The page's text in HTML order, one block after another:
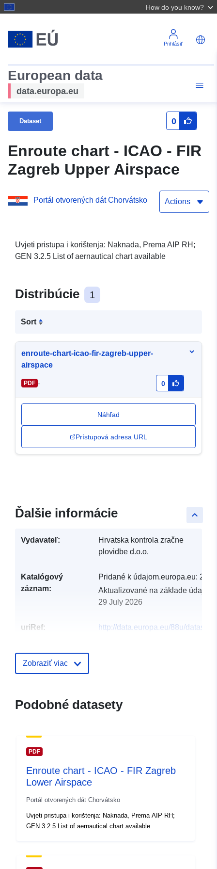
How do you know?
Prihlásiť
European data
data.europa.eu
Dataset 0
Enroute chart - ICAO - FIR
Zagreb Upper Airspace
Portál otvorených dát Chorvátsko Actions
Uvjeti pristupa i korištenja: Naknada, Prema AIP RH;
GEN 3.2.5 List of aernautical chart available
Distribúcie 1
Sort
enroute-chart-icao-fir-zagreb-upper-
airspace
PDF - 0
Náhľad
Prístupová adresa URL
keyboard_arrow_up
Ďalšie informácie
Vydavateľ:
Hrvatska kontrola zračne
plovidbe d.o.o.
Katalógový
záznam:
Pridané k údajom.europa.eu: 28
Aktualizované na základe
29 July 2026
uriRef:
http://data.europa.eu/88u/dataset/
Zobraziť viac
Podobné datasety
PDF
Enroute chart - ICAO - FIR Zagreb
Lower Airspace
Portál otvorených dát Chorvátsko
Uvjeti pristupa i korištenja: Naknada, Prema AIP RH;
GEN 3.2.5 List of aernautical chart available